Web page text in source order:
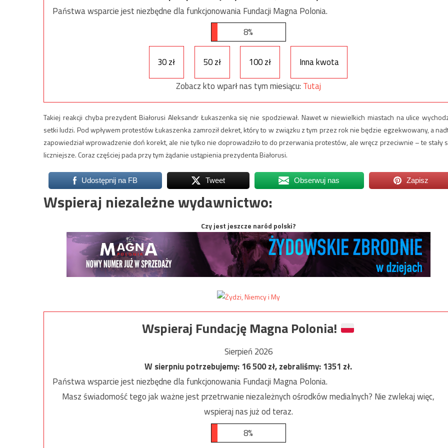
Państwa wsparcie jest niezbędne dla funkcjonowania Fundacji Magna Polonia.
8%
30 zł 50 zł 100 zł
Inna kwota
Zobacz kto wparł nas tym miesiącu: Tutaj
Takiej reakcji chyba prezydent Białorusi Aleksandr Łukaszenka się nie spodziewał. Nawet w niewielkich miastach na ulice
setki ludzi. Pod wpływem protestów Łukaszenka zamroził dekret, który to w związku z tym przez rok nie będzie egzekwowany, a
zapowiedział wprowadzenie doń korekt, ale nie tylko nie doprowadziło to do przerwania protestów, ale wręcz przeciwnie – te stały
liczniejsze. Coraz częściej pada przy tym żądanie ustąpienia prezydenta Białorusi.
Udostępnij na FB Tweet Obserwuj nas Zapisz
Wspieraj niezależne wydawnictwo:
Czy jest jeszcze naród polski?
Wspieraj Fundację Magna Polonia!
Sierpień 2026
W sierpniu potrzebujemy:16 500zł, zebraliśmy:1351 zł.
Państwa wsparcie jest niezbędne dla funkcjonowania Fundacji Magna Polonia.
Masz świadomość tego jak ważne jest przetrwanie niezależnych ośrodków medialnych? Nie zwlekaj więc,
wspieraj nas już od teraz.
8%